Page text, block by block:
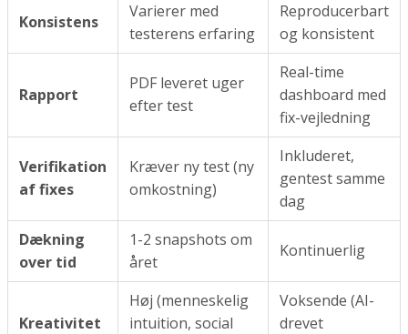
Konsistens
Varierer med
testerens erfaring
Reproducerbart
og konsistent
Rapport
PDF leveret uger
efter test
Real-time
dashboard med
fix-vejledning
Verifikation
af fixes
Kræver ny test (ny
omkostning)
Inkluderet,
gentest samme
dag
Dækning
over tid
1-2 snapshots om
året
Kontinuerlig
Kreativitet
Høj (menneskelig
intuition, social
Voksende (AI-
drevet